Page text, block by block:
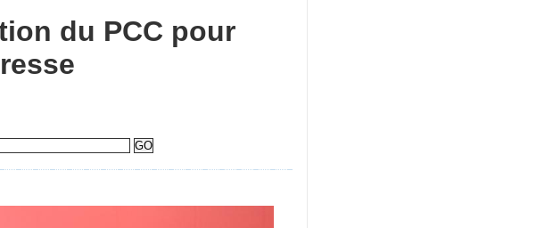
du PCC pour